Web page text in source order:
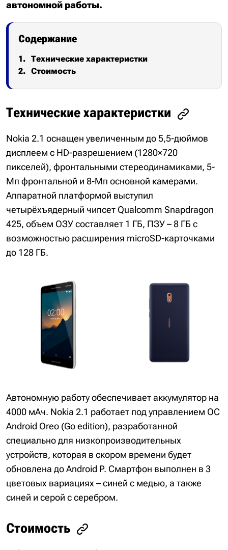
автономной работы.
Содержание
Технические характеристки
Стоимость
Технические характеристки
Nokia 2.1 оснащен увеличенным до 5,5-дюймов
дисплеем с HD-разрешением (1280×720
пикселей), фронтальными стереодинамиками, 5-
Мп фронтальной и 8-Мп основной камерами.
Аппаратной платформой выступил
четырёхъядерный чипсет Qualcomm Snapdragon
425, объем ОЗУ составляет 1 ГБ, ПЗУ – 8 ГБ с
возможностью расширения microSD-карточками
до 128 ГБ.
Автономную работу обеспечивает аккумулятор на
4000 мАч. Nokia 2.1 работает под управлением ОС
Android Oreo (Go edition), разработанной
специально для низкопроизводительных
устройств, которая в скором времени будет
обновлена до Android P. Смартфон выполнен в 3
цветовых вариациях – синей с медью, а также
синей и серой с серебром.
Стоимость